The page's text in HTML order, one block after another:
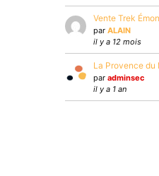
Vente Trek
par ALAIN
il y a 12 mois
La Provence
par adminsec
il y a 1 an